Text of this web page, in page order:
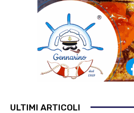
ULTIMI ARTICOLI